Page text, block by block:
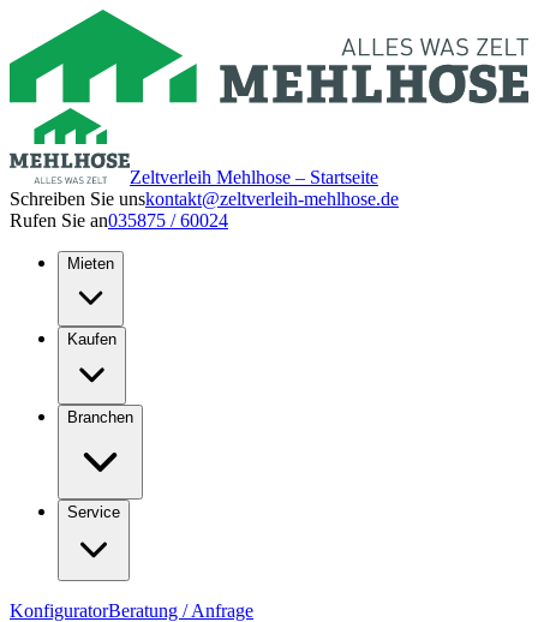
Zeltverleih Mehlhose – Startseite
Schreiben Sie unskontakt@zeltverleih-mehlhose.de
Rufen Sie an035875 / 60024
Mieten
Kaufen
Branchen
Service
KonfiguratorBeratung / Anfrage